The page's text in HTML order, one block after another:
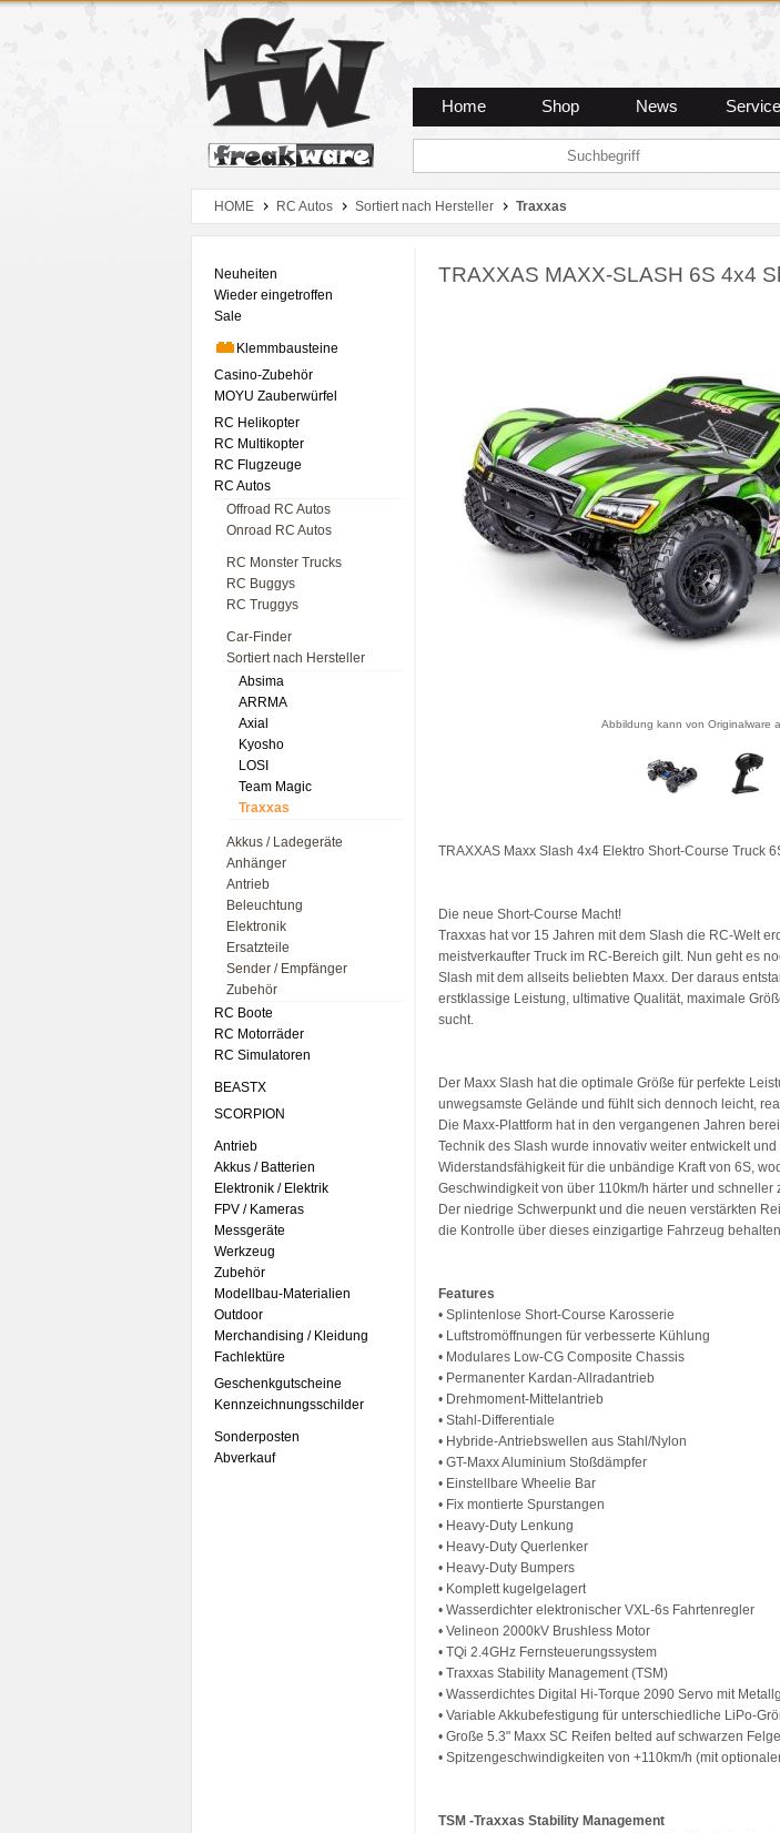
Zum Hauptmenue
Zum Seiteninhalt
Zum Warenkob
Home Shop News Service
HOME RC Autos Sortiert nach Hersteller Traxxas
Neuheiten
Wieder eingetroffen
Sale
Klemmbausteine
Casino-Zubehör
MOYU Zauberwürfel
RC Helikopter
RC Multikopter
RC Flugzeuge
RC Autos
Offroad RC Autos
Onroad RC Autos
RC Monster Trucks
RC Buggys
RC Truggys
Car-Finder
Sortiert nach Hersteller
Absima
ARRMA
Axial
Kyosho
LOSI
Team Magic
Traxxas
Akkus / Ladegeräte
Anhänger
Antrieb
Beleuchtung
Elektronik
Ersatzteile
Sender / Empfänger
Zubehör
RC Boote
RC Motorräder
RC Simulatoren
BEASTX
SCORPION
Antrieb
Akkus / Batterien
Elektronik / Elektrik
FPV / Kameras
Messgeräte
Werkzeug
Zubehör
Modellbau-Materialien
Outdoor
Merchandising / Kleidung
Fachlektüre
Geschenkgutscheine
Kennzeichnungsschilder
Sonderposten
Abverkauf
TRAXXAS MAXX-SLASH 6S 4x4
Abbildung kann von Originalware
TRAXXAS Maxx Slash 4x4 Elektro Short-Course Truck
Die neue Short-Course Macht!
Traxxas hat vor 15 Jahren mit dem Slash die RC-Welt
meistverkaufter Truck im RC-Bereich gilt. Nun geht es
Slash mit dem allseits beliebten Maxx. Der daraus
erstklassige Leistung, ultimative Qualität, maximale
sucht.
Der Maxx Slash hat die optimale Größe für perfekte
unwegsamste Gelände und fühlt sich dennoch leicht,
Die Maxx-Plattform hat in den vergangenen Jahren
Technik des Slash wurde innovativ weiter entwickelt
Widerstandsfähigkeit für die unbändige Kraft von 6S,
Geschwindigkeit von über 110km/h härter und schneller
Der niedrige Schwerpunkt und die neuen verstärkten
die Kontrolle über dieses einzigartige Fahrzeug
Features
• Splintenlose Short-Course Karosserie
• Luftstromöffnungen für verbesserte Kühlung
• Modulares Low-CG Composite Chassis
• Permanenter Kardan-Allradantrieb
• Drehmoment-Mittelantrieb
• Stahl-Differentiale
• Hybride-Antriebswellen aus Stahl/Nylon
• GT-Maxx Aluminium Stoßdämpfer
• Einstellbare Wheelie Bar
• Fix montierte Spurstangen
• Heavy-Duty Lenkung
• Heavy-Duty Querlenker
• Heavy-Duty Bumpers
• Komplett kugelgelagert
• Wasserdichter elektronischer VXL-6s Fahrtenregler
• Velineon 2000kV Brushless Motor
• TQi 2.4GHz Fernsteuerungssystem
• Traxxas Stability Management (TSM)
• Wasserdichtes Digital Hi-Torque 2090 Servo mit
• Variable Akkubefestigung für unterschiedliche LiPo-
• Große 5.3" Maxx SC Reifen belted auf schwarzen
• Spitzengeschwindigkeiten von +110km/h (mit
TSM -Traxxas Stability Management